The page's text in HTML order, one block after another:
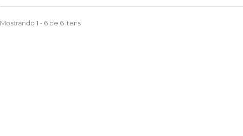
Mostrando 1 - 6 de 6 itens